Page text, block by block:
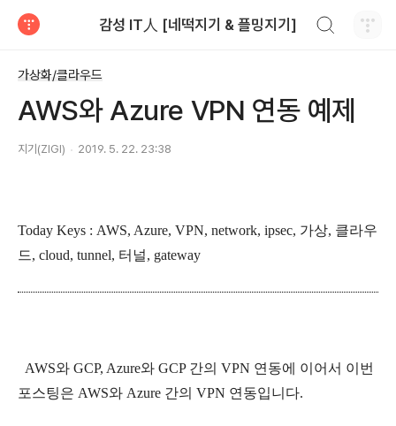
감성 IT人 [네떡지기 & 플밍지기]
가상화/클라우드
AWS와 Azure VPN 연동 예제
지기(ZIGI) 2019. 5. 22. 23:38
Today Keys : AWS, Azure, VPN, network, ipsec, 가상, 클라우
드, cloud, tunnel, 터널, gateway
AWS와 GCP, Azure와 GCP 간의 VPN 연동에 이어서 이번
포스팅은 AWS와 Azure 간의 VPN 연동입니다.